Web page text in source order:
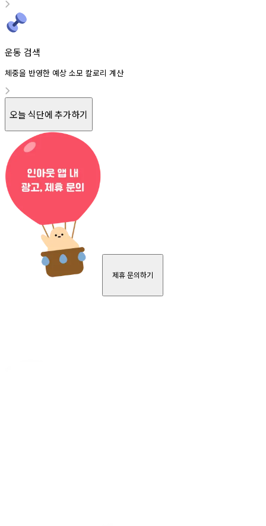
운동 검색
체중을 반영한 예상 소모 칼로리 계산
오늘 식단에 추가하기
제휴 문의하기